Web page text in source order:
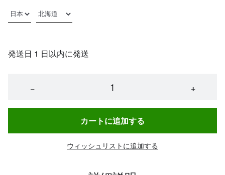
発送日 1 日以内に発送
− +
カートに追加する
ウィッシュリストに追加する